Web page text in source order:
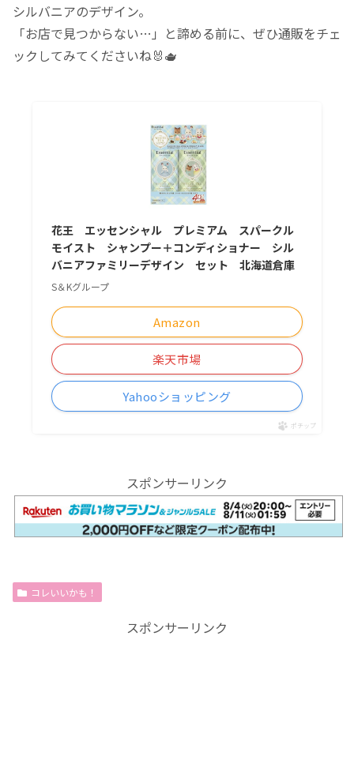
シルバニアのデザイン。
「お店で見つからない…」と諦める前に、ぜひ通販をチェ
ックしてみてくださいね🐰🫖
花王 エッセンシャル プレミアム スパークル
モイスト シャンプー＋コンディショナー シル
バニアファミリーデザイン セット 北海道倉庫
S＆Kグループ
Amazon
楽天市場
Yahooショッピング
ポチップ
スポンサーリンク
コレいいかも！
スポンサーリンク